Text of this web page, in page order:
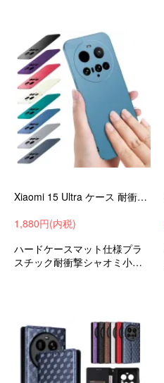
Xiaomi 15 Ultra ケース 耐衝撃 カバー ハードケース マット仕様 プラスチック 薄型 軽量 おすすめ おしゃれ かわいい シャオミ15 ウルトラ
1,880円(内税)
ハードケースマット仕様プラ
スチック耐衝撃シャオミ小米1